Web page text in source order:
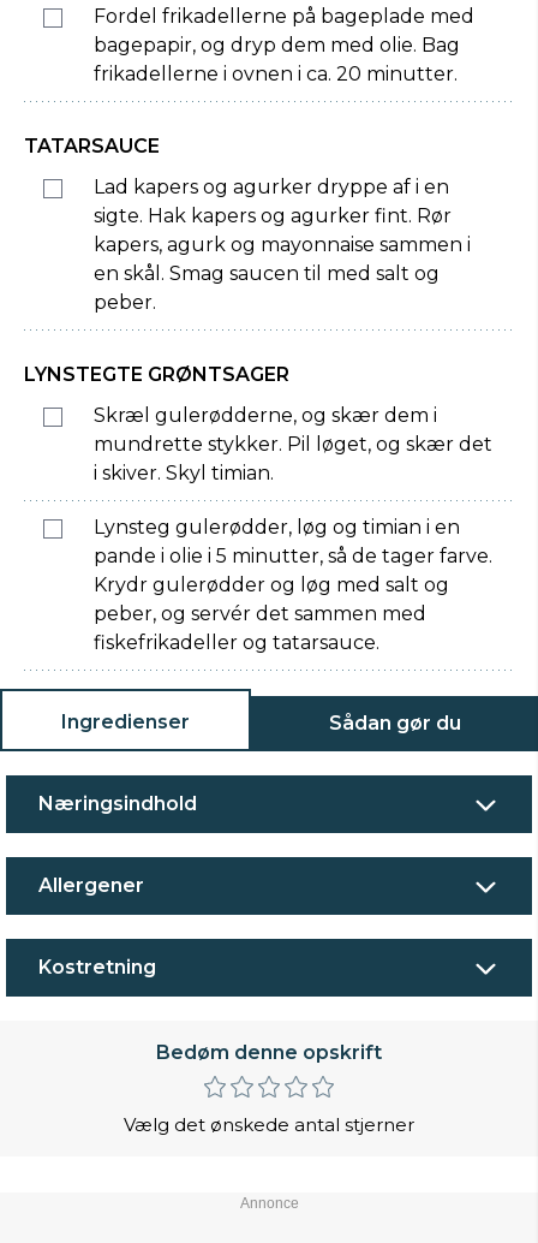
Fordel frikadellerne på bageplade med
bagepapir, og dryp dem med olie. Bag
frikadellerne i ovnen i ca. 20 minutter.
TATARSAUCE
Lad kapers og agurker dryppe af i en
sigte. Hak kapers og agurker fint. Rør
kapers, agurk og mayonnaise sammen i
en skål. Smag saucen til med salt og
peber.
LYNSTEGTE GRØNTSAGER
Skræl gulerødderne, og skær dem i
mundrette stykker. Pil løget, og skær det
i skiver. Skyl timian.
Lynsteg gulerødder, løg og timian i en
pande i olie i 5 minutter, så de tager farve.
Krydr gulerødder og løg med salt og
peber, og servér det sammen med
fiskefrikadeller og tatarsauce.
Ingredienser Sådan gør du
Næringsindhold
Allergener
Kostretning
Bedøm denne opskrift
Vælg det ønskede antal stjerner